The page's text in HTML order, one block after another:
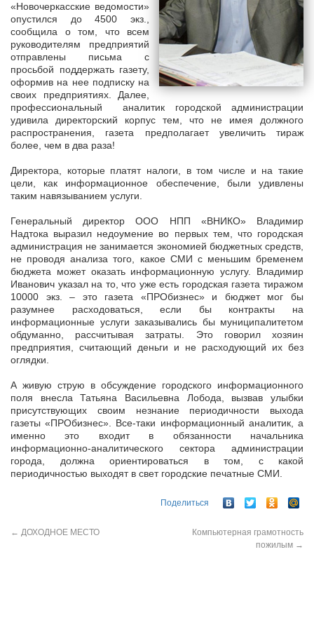
«Новочеркасские ведомости»
опустился до 4500 экз.,
сообщила о том, что всем
руководителям предприятий
отправлены письма с
просьбой поддержать газету,
оформив на нее подписку на
своих предприятиях. Далее,
профессиональный аналитик городской администрации
удивила директорский корпус тем, что не имея должного
распространения, газета предполагает увеличить тираж
более, чем в два раза!
Директора, которые платят налоги, в том числе и на такие
цели, как информационное обеспечение, были удивлены
таким навязыванием услуги.
Генеральный директор ООО НПП «ВНИКО» Владимир
Надтока выразил недоумение во первых тем, что городская
администрация не занимается экономией бюджетных средств,
не проводя анализа того, какое СМИ с меньшим бременем
бюджета может оказать информационную услугу. Владимир
Иванович указал на то, что уже есть городская газета тиражом
10000 экз. – это газета «ПРОбизнес» и бюджет мог бы
разумнее расходоваться, если бы контракты на
информационные услуги заказывались бы муниципалитетом
обдуманно, рассчитывая затраты. Это говорил хозяин
предприятия, считающий деньги и не расходующий их без
оглядки.
А живую струю в обсуждение городского информационного
поля внесла Татьяна Васильевна Лобода, вызвав улыбки
присутствующих своим незнание периодичности выхода
газеты «ПРОбизнес». Все-таки информационный аналитик, а
именно это входит в обязанности начальника
информационно-аналитического сектора администрации
города, должна ориентироваться в том, с какой
периодичностью выходят в свет городские печатные СМИ.
Поделиться
← ДОХОДНОЕ МЕСТО
Компьютерная грамотность
пожилым →